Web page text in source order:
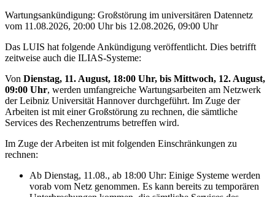
Wartungsankündigung: Großstörung im universitären Datennetz
vom 11.08.2026, 20:00 Uhr bis 12.08.2026, 09:00 Uhr
Das LUIS hat folgende Ankündigung veröffentlicht. Dies betrifft
zeitweise auch die ILIAS-Systeme:
Von Dienstag, 11. August, 18:00 Uhr, bis Mittwoch, 12. August,
09:00 Uhr, werden umfangreiche Wartungsarbeiten am Netzwerk
der Leibniz Universität Hannover durchgeführt. Im Zuge der
Arbeiten ist mit einer Großstörung zu rechnen, die sämtliche
Services des Rechenzentrums betreffen wird.
Im Zuge der Arbeiten ist mit folgenden Einschränkungen zu
rechnen:
Ab Dienstag, 11.08., ab 18:00 Uhr: Einige Systeme werden
vorab vom Netz genommen. Es kann bereits zu temporären